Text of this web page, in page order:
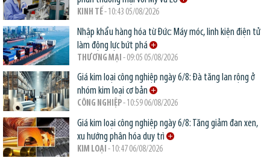
KINH TẾ- 10:43 05/08/2026
Nhập khẩu hàng hóa từ Đức: Máy móc, linh kiện điện tử
làm động lực bứt phá
THƯƠNG MẠI - 09:05 05/08/2026
Giá kim loại công nghiệp ngày 6/8: Đà tăng lan rộng ở
nhóm kim loại cơ bản
CÔNG NGHIỆP- 10:59 06/08/2026
Giá kim loại công nghiệp ngày 6/8: Tăng giảm đan xen,
xu hướng phân hóa duy trì
KIM LOẠI - 10:47 06/08/2026